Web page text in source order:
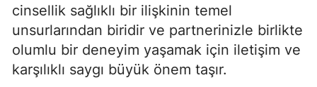
cinsellik sağlıklı bir ilişkinin temel
unsurlarından biridir ve partnerinizle birlikte
olumlu bir deneyim yaşamak için iletişim ve
karşılıklı saygı büyük önem taşır.